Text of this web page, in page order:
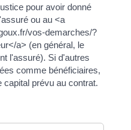
pour avoir donné
ou au <a
vos-demarches/?
a> (en général, le
l'assuré). Si d'autres
comme bénéficiaires,
capital prévu au contrat.